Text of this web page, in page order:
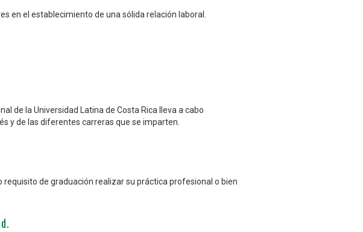
en el establecimiento de una sólida relación laboral.
de la Universidad Latina de Costa Rica lleva a cabo
y de las diferentes carreras que se imparten.
de graduación realizar su práctica profesional o bien